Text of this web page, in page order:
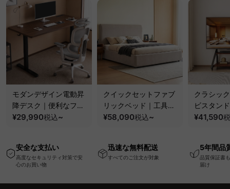
モダンデザイン電動昇
降デスク｜便利なフッ
ク・コンセント・
ー機能搭載ワークデス
ク
¥29,990税込~
クイックセットファブ
リックベッド｜工具不
要で組み立てられるク
¥58,090税込~
クラシッ
ビスタン
100kgの
¥41,590
安全な支払い
高度なセキュリティ対策で安
心のお買い物
迅速な無料配送
すべてのご注文が対象
5年間品
品質保証書
届け